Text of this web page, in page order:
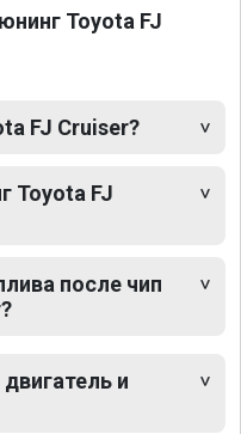
Toyota FJ
FJ Cruiser?
Toyota FJ
после чип
и